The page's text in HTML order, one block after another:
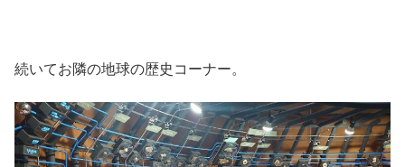
続いてお隣の地球の歴史コーナー。